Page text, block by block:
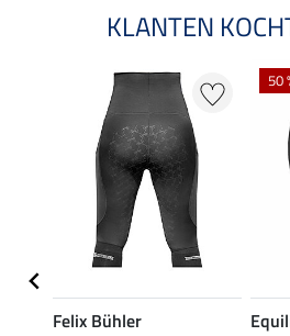
KLANTEN
Felix Bühler
50